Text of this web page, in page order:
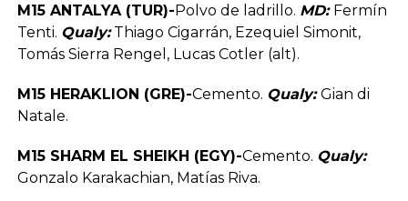
M15 ANTALYA (TUR)-Polvo de ladrillo. MD: Fermín
Tenti. Qualy:Thiago Cigarrán, Ezequiel Simonit,
Tomás Sierra Rengel, Lucas Cotler (alt).
M15 HERAKLION (GRE)-Cemento. Qualy:Gian di
Natale.
M15 SHARM EL SHEIKH (EGY)-Cemento. Qualy:
Gonzalo Karakachian, Matías Riva.